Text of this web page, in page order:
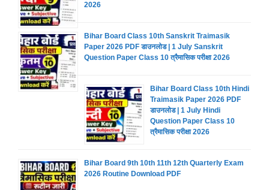
2026
Bihar Board Class 10th Sanskrit Traimasik
Paper 2026 PDF डाउनलोड | 1 July Sanskrit
Question Paper Class 10 त्रैमासिक परीक्षा 2026
Bihar Board Class 10th Hindi
Traimasik Paper 2026 PDF
डाउनलोड | 1 July Hindi
Question Paper Class 10
त्रैमासिक परीक्षा 2026
Bihar Board 9th 10th 11th 12th Quarterly Exam
2026 Routine Download PDF